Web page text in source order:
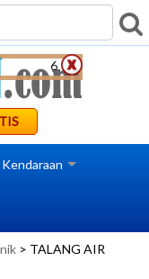
5
Kendaraan
> TALANG AIR